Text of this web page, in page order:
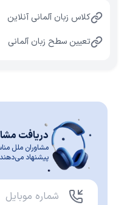
کلاس زبان آلمانی آنلاین
تعیین سطح زبان آلمانی
دریافت
مشاوران ملل
پیشنهاد